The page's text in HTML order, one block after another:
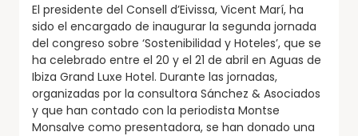
El presidente del Consell d’Eivissa, Vicent Marí, ha
sido el encargado de inaugurar la segunda jornada
del congreso sobre ‘Sostenibilidad y Hoteles’, que se
ha celebrado entre el 20 y el 21 de abril en Aguas de
Ibiza Grand Luxe Hotel. Durante las jornadas,
organizadas por la consultora Sánchez & Asociados
y que han contado con la periodista Montse
Monsalve como presentadora, se han donado una